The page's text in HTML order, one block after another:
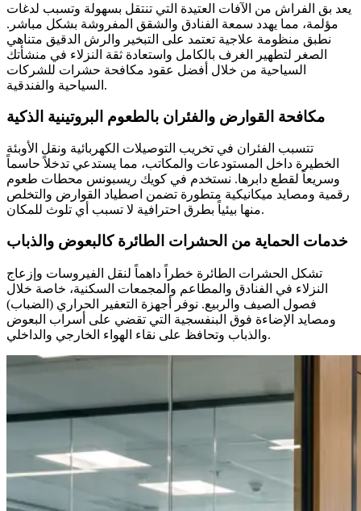
يعد بق الفراش من الآفات العتيدة التي تنتقل بسهولة وتسبب لدغات
مؤلمة، مما يهدد سمعة الفنادق والشقق المفروشة بشكل مباشر.
نطبق منظومة علاجية تعتمد على التبخير والرش الدقيق متناهي
الصغر لتطهير الغرف بالكامل واستعادة ثقة النزلاء في منشأتك
السياحية من خلال أفضل عقود مكافحة حشرات للشركات
السياحية والفندقية.
مكافحة القوارض والفئران بالطعوم البروتينية الذكية
تتسبب الفئران في تخريب التوصيلات الكهربائية ونقل الأوبئة
الخطيرة داخل المستودعات والمكاتب، مما يستدعي تدخلاً حاسماً
وسريعاً لقطع دابرها. نستخدم في كويك ريسبونس محطات طعوم
رقمية ومصايد ميكانيكية متطورة تضمن اصطياد القوارض والتخلص
منها بيئياً بطرق احترافية لا تسبب أي تلوث للمكان.
خدمات الحماية من الحشرات الطائرة كالبعوض والذباب
تشكل الحشرات الطائرة خطراً داهماً لنقل الفيروسات وإزعاج
النزلاء في الفنادق والمطاعم والمجمعات السكنية، خاصة خلال
فصول الصيف والربيع. نوفر أجهزة التعفير الحراري (الضباب)
ومصايد الإضاءة فوق البنفسجية التي تقضي على أسراب البعوض
والذباب وتحافظ على نقاء الهواء الخارجي والداخلي.